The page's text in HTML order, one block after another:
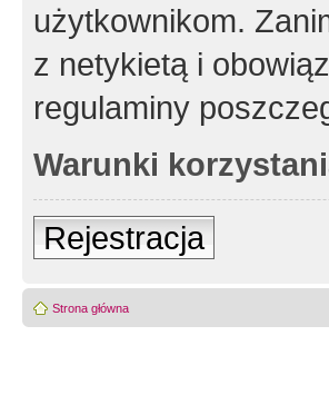
użytkownikom.
z netykietą i
regulaminy
Warunki
Rejestracja
Strona główna